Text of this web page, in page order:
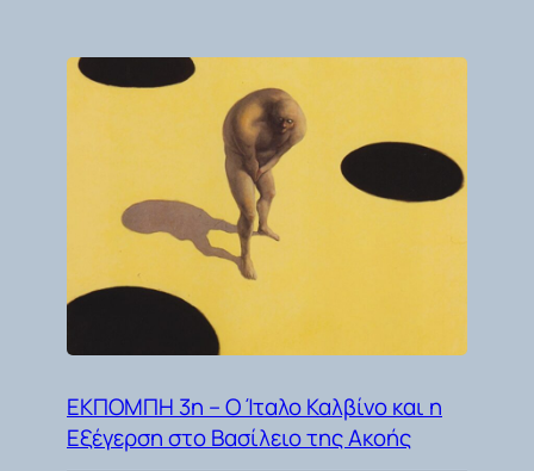
ΕΚΠΟΜΠΗ 3η – Ο Ίταλο Καλβίνο και η
Εξέγερση στο Βασίλειο της Ακοής